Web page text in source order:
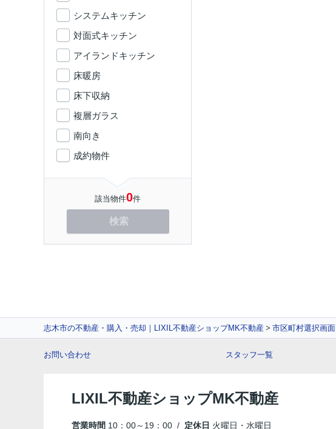
システムキッチン
対面式キッチン
アイランドキッチン
床暖房
床下収納
複層ガラス
南向き
成約物件
該当物件0件
検索
志木市の不動産・購入・売却｜LIXIL不動産ショップMK不動産 市区町村選択画面
お問い合わせ スタッフ一覧
LIXIL不動産ショップMK不動産
営業時間 10：00～19：00 / 定休日 火曜日・水曜日